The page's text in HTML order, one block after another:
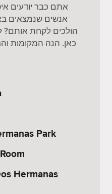
אתם כבר יודעים
אנשים שנמצאים
הולכים לקחת אותם?
כאן. הנה המקומות
Park
Hermanas